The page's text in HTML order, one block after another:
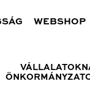
WEBSHOP